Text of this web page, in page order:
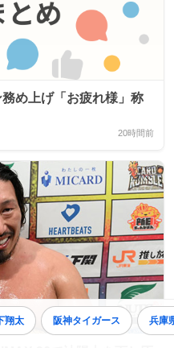
翔太 阪神タイガース 兵庫
め上げ「お疲れ様」称
20時間前